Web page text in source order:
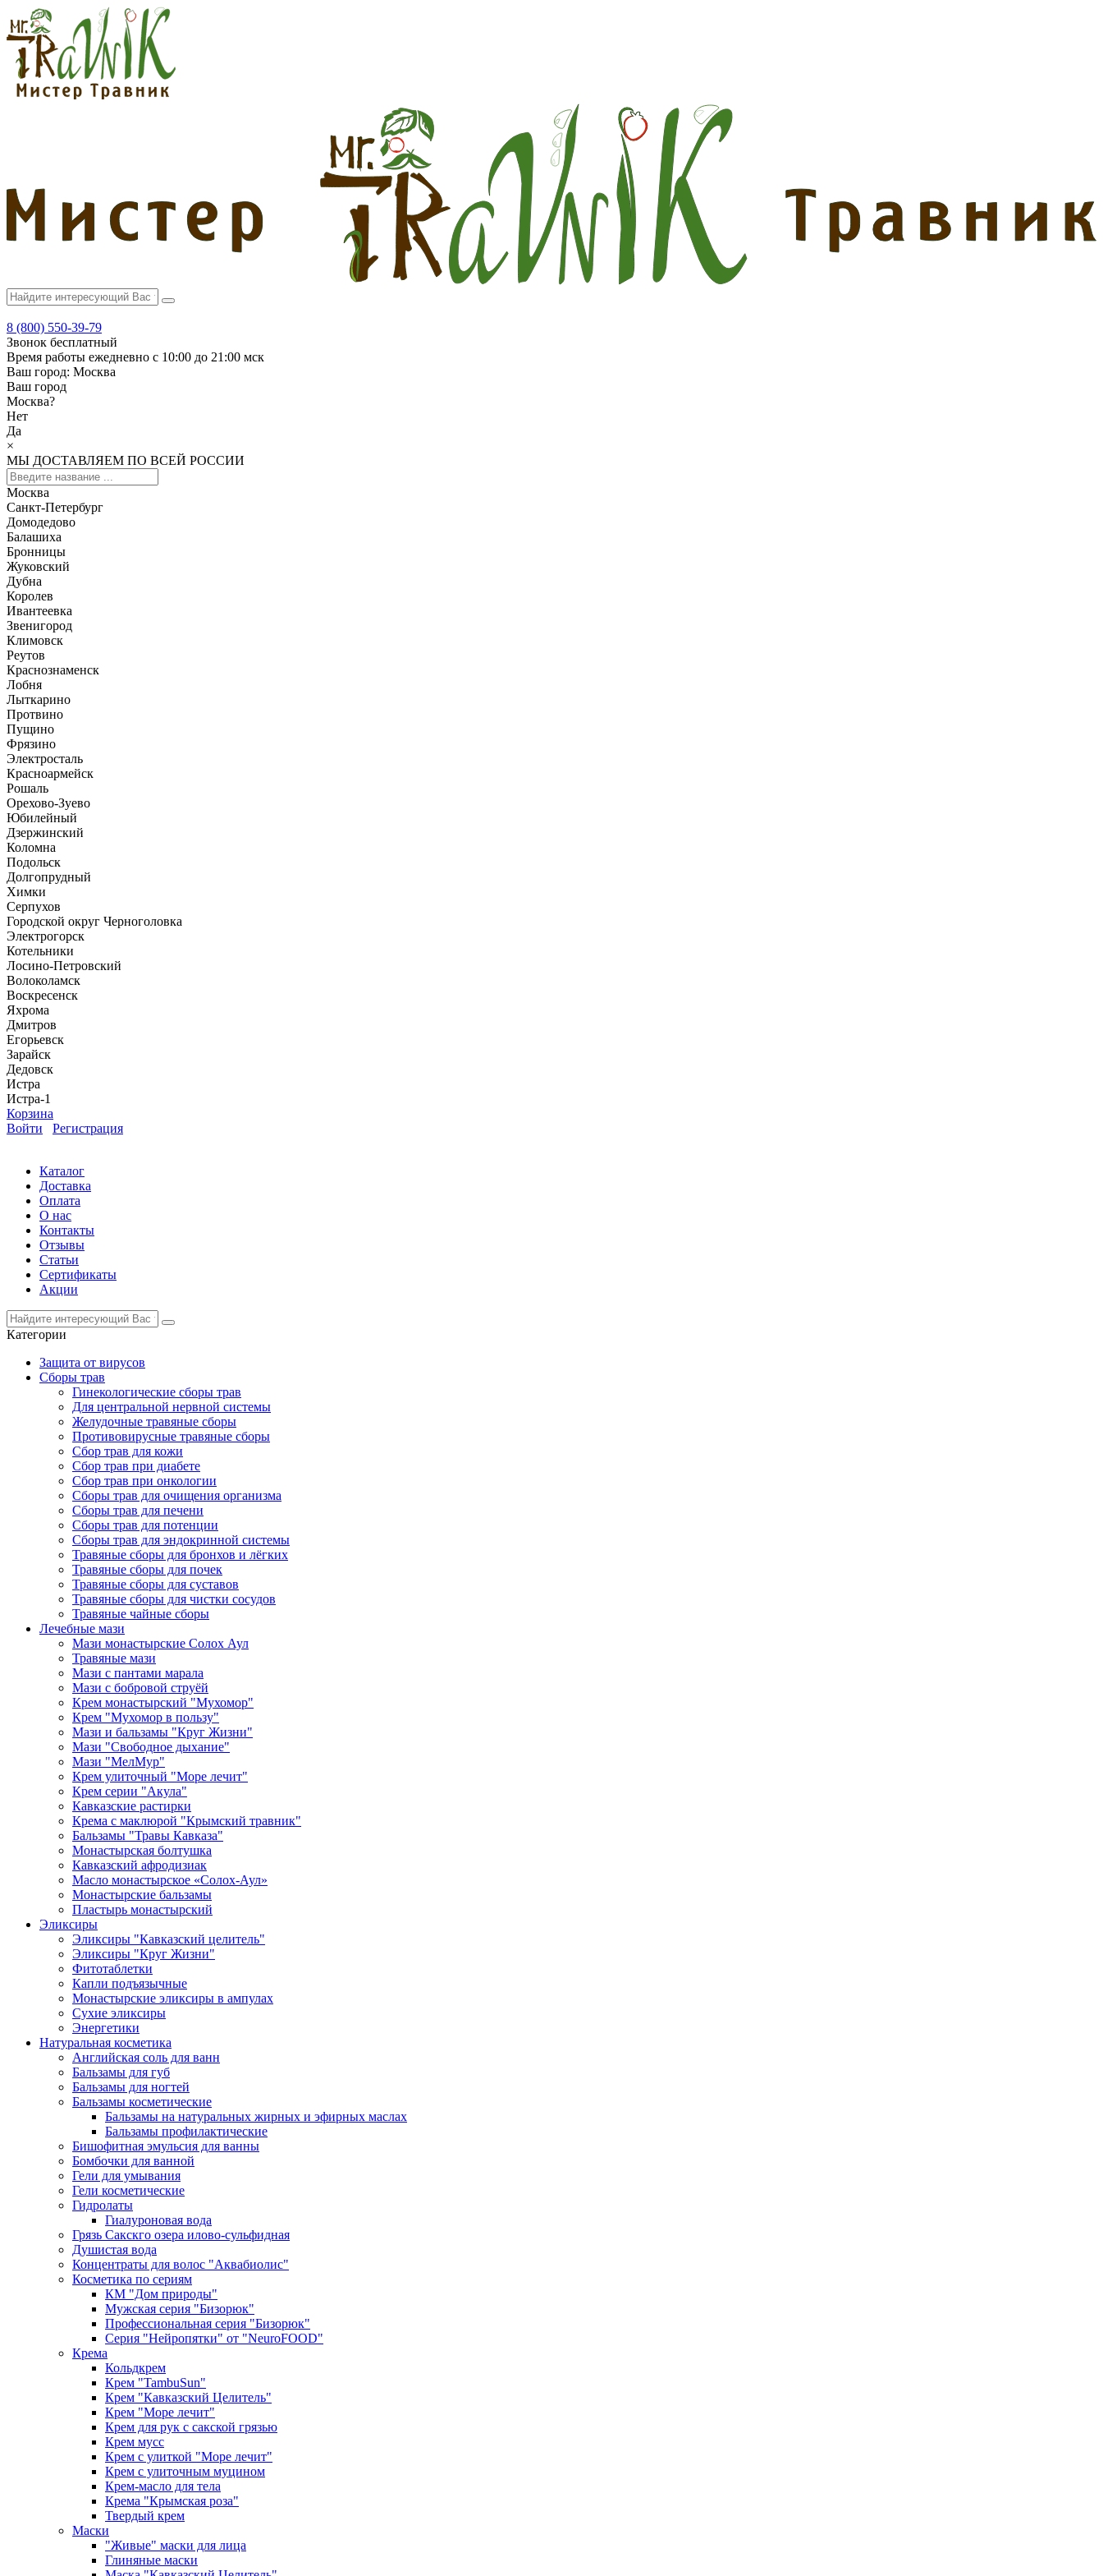
8 (800) 550-39-79
Звонок бесплатный
Время работы ежедневно с 10:00 до 21:00 мск
Ваш город: Москва
Ваш город
Москва?
Нет
Да
×
МЫ ДОСТАВЛЯЕМ ПО ВСЕЙ РОССИИ
Москва
Санкт-Петербург
Домодедово
Балашиха
Бронницы
Жуковский
Дубна
Королев
Ивантеевка
Звенигород
Климовск
Реутов
Краснознаменск
Лобня
Лыткарино
Протвино
Пущино
Фрязино
Электросталь
Красноармейск
Рошаль
Орехово-Зуево
Юбилейный
Дзержинский
Коломна
Подольск
Долгопрудный
Химки
Серпухов
Городской округ Черноголовка
Электрогорск
Котельники
Лосино-Петровский
Волоколамск
Воскресенск
Яхрома
Дмитров
Егорьевск
Зарайск
Дедовск
Истра
Истра-1
Корзина
Войти
Регистрация
Каталог
Доставка
Оплата
О нас
Контакты
Отзывы
Статьи
Сертификаты
Акции
Категории
Защита от вирусов
Сборы трав
Гинекологические сборы трав
Для центральной нервной системы
Желудочные травяные сборы
Противовирусные травяные сборы
Сбор трав для кожи
Сбор трав при диабете
Сбор трав при онкологии
Сборы трав для очищения организма
Сборы трав для печени
Сборы трав для потенции
Сборы трав для эндокринной системы
Травяные сборы для бронхов и лёгких
Травяные сборы для почек
Травяные сборы для суставов
Травяные сборы для чистки сосудов
Травяные чайные сборы
Лечебные мази
Мази монастырские Солох Аул
Травяные мази
Мази с пантами марала
Мази с бобровой струёй
Крем монастырский "Мухомор"
Крем "Мухомор в пользу"
Мази и бальзамы "Круг Жизни"
Мази "Свободное дыхание"
Мази "МелМур"
Крем улиточный "Море лечит"
Крем серии "Акула"
Кавказские растирки
Крема с маклюрой "Крымский травник"
Бальзамы "Травы Кавказа"
Монастырская болтушка
Кавказский афродизиак
Масло монастырское «Солох-Аул»
Монастырские бальзамы
Пластырь монастырский
Эликсиры
Эликсиры "Кавказский целитель"
Эликсиры "Круг Жизни"
Фитотаблетки
Капли подъязычные
Монастырские эликсиры в ампулах
Сухие эликсиры
Энергетики
Натуральная косметика
Английская соль для ванн
Бальзамы для губ
Бальзамы для ногтей
Бальзамы косметические
Бальзамы на натуральных жирных и эфирных маслах
Бальзамы профилактические
Бишофитная эмульсия для ванны
Бомбочки для ванной
Гели для умывания
Гели косметические
Гидролаты
Гиалуроновая вода
Грязь Сакскго озера илово-сульфидная
Душистая вода
Концентраты для волос "Аквабиолис"
Косметика по сериям
КМ "Дом природы"
Мужская серия "Бизорюк"
Профессиональная серия "Бизорюк"
Серия "Нейропятки" от "NeuroFOOD"
Крема
Кольдкрем
Крем "TambuSun"
Крем "Кавказский Целитель"
Крем "Море лечит"
Крем для рук с сакской грязью
Крем мусс
Крем с улиткой "Море лечит"
Крем с улиточным муцином
Крем-масло для тела
Крема "Крымская роза"
Твердый крем
Маски
"Живые" маски для лица
Глиняные маски